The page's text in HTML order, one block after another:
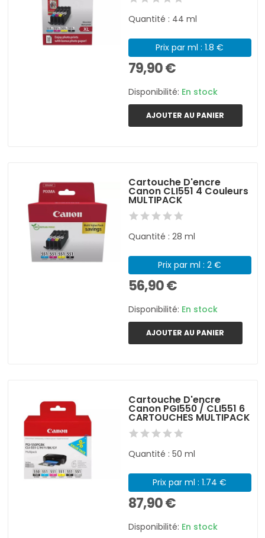
Quantité : 44 ml
Prix par ml : 1.8 €
79,90 €
Disponibilité: En stock
AJOUTER AU PANIER
Cartouche D'encre
Canon CLI551 4 Couleurs
MULTIPACK
Quantité : 28 ml
Prix par ml : 2 €
56,90 €
Disponibilité: En stock
AJOUTER AU PANIER
Cartouche D'encre
Canon PGI550 / CLI551 6
CARTOUCHES MULTIPACK
Quantité : 50 ml
Prix par ml : 1.74 €
87,90 €
Disponibilité: En stock